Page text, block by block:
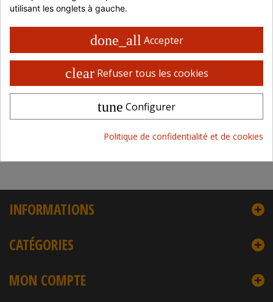
dès 35,27 €
En stock
Réf : 20ROPEP
Vendu par
dès 4,51 €
Indisponible
Résultats 1 - 2 sur 2.
INFORMATIONS
CATÉGORIES
MON COMPTE
utilisant les onglets à gauche.
done_all Accepter
clear Refuser tous les cookies
tune Configurer
Politique de confidentialité et de cookies